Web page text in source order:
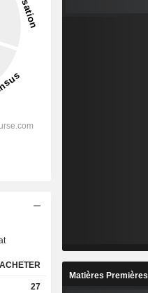
ACHETER
27
Matières Premières